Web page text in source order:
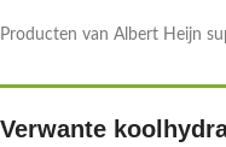
Producten van Albert Heijn
Verwante